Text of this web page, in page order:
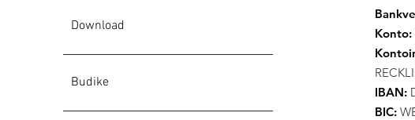
Download
Budike
Konto:
IBAN:
BIC: